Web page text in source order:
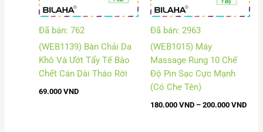
Đã bán: 762
(WEB1139) Bàn Chải Da
Khô Và Ướt Tẩy Tế Bào
Chết Cán Dài Tháo Rời
69.000VND
Đã bán: 2963
(WEB1015) Máy
Massage Rung 10 Chế
Độ Pin Sạc Cực Mạnh
(Có Che Tên)
180.000 VND – 200.000 VND